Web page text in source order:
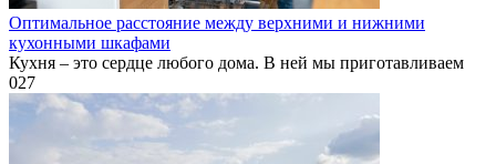
Оптимальное расстояние между верхними и нижними
кухонными шкафами
Кухня – это сердце любого дома. В ней мы приготавливаем
027